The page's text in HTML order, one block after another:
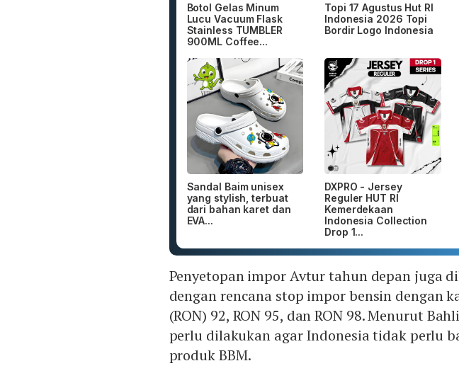
Botol Gelas Minum
Lucu Vacuum Flask
Stainless TUMBLER
900ML Coffee...
Topi 17 Agustus Hut RI
Indonesia 2026 Topi
Bordir Logo Indonesia
Sandal Baim unisex
yang stylish, terbuat
dari bahan karet dan
EVA...
DXPRO - Jersey
Reguler HUT RI
Kemerdekaan
Indonesia Collection
Drop 1...
Penyetopan impor Avtur tahun depan juga
dengan rencana stop impor bensin dengan
(RON) 92, RON 95, dan RON 98. Menurut
perlu dilakukan agar Indonesia tidak perlu
produk BBM.